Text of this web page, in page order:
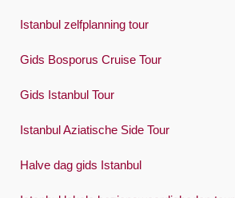
Istanbul zelfplanning tour
Gids Bosporus Cruise Tour
Gids Istanbul Tour
Istanbul Aziatische Side Tour
Halve dag gids Istanbul